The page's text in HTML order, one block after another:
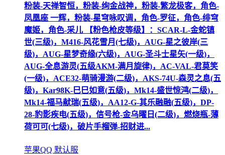
粉装-天禅智恒，粉装-绚金战神，粉装-繁龙极客，角色-
凤凰座 一辉，粉装-星穹咏叹调，角色-罗征，角色-绯穹
魔姬，角色-采儿 【粉色枪皮等级】：SCAR-L-金蛇镇
世(三级)，M416-风花雪月(七级)，AUG-星之彼岸(三
级)，AUG-星梦奇缘(六级)，AUG-圣斗士星矢(一级)，
AUG-全息游灵(五级AKM-满月旋律)，AC-VAL-君莫笑
(一级)，ACE32-萌骑漫游(二级)，AKS-74U-森灵之息(五
级)，Kar98K-巳巳如意(五级)，Mk14-盛世惊鸿(二级)，
Mk14-福马献瑞(五级)，AA12-G-其乐融融(五级)，DP-
28-豹影疾电(五级)，信号枪-金乌曜日(二级)，燃烧瓶-薄
荷可可(七级)，破片手榴弹-招财进...
苹果QQ 默认服